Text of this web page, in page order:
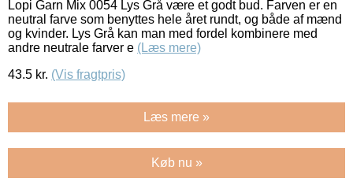
Lopi Garn Mix 0054 Lys Grå være et godt bud. Farven er en
neutral farve som benyttes hele året rundt, og både af mænd
og kvinder. Lys Grå kan man med fordel kombinere med
andre neutrale farver e (Læs mere)
43.5 kr. (Vis fragtpris)
Læs mere »
Køb nu »